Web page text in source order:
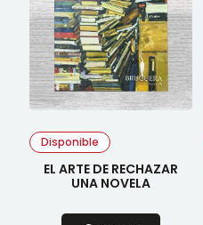
Disponible
EL ARTE DE RECHAZAR
UNA NOVELA